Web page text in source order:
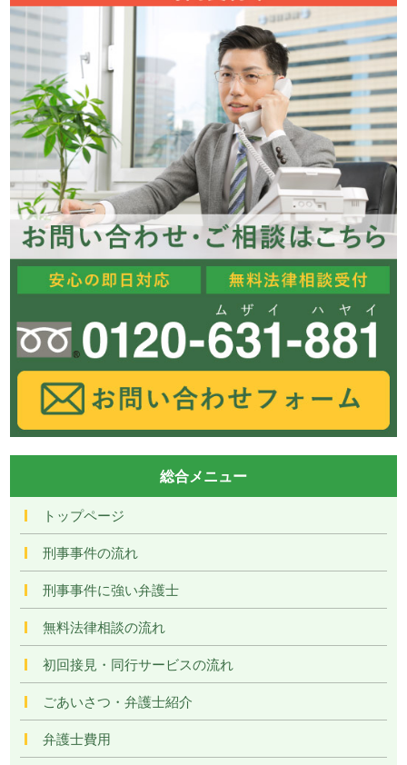
総合メニュー
トップページ
刑事事件の流れ
刑事事件に強い弁護士
無料法律相談の流れ
初回接見・同行サービスの流れ
ごあいさつ・弁護士紹介
弁護士費用